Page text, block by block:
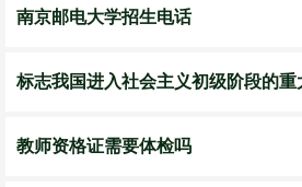
南京邮电大学招生电话
标志我国进入社会主义初级阶段的重
教师资格证需要体检吗